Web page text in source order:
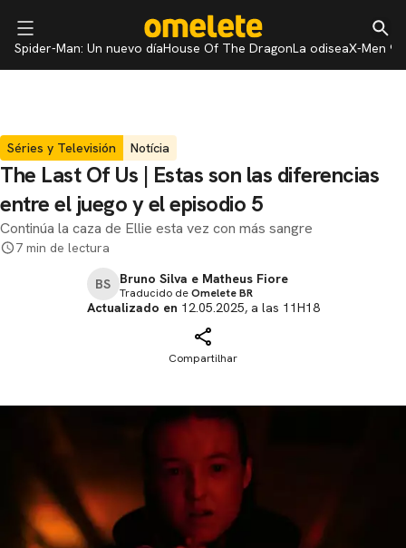
Spider-Man: Un nuevo díaHouse Of The DragonLa odiseaX-Men 97
Séries y Televisión Notícia
The Last Of Us | Estas son las diferencias
entre el juego y el episodio 5
Continúa la caza de Ellie esta vez con más sangre
7 min de lectura
BS Bruno Silva e Matheus Fiore
Traducido deOmelete BR
Actualizado en 12.05.2025, a las 11H18
Compartilhar